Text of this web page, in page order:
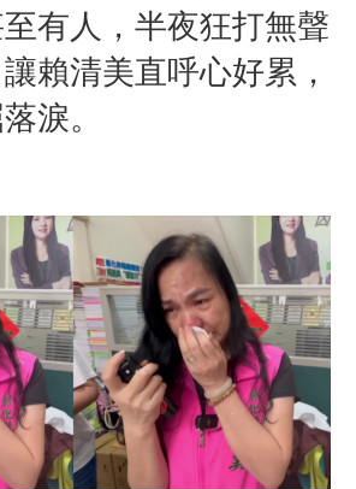
有人，半夜狂打無聲
賴清美直呼心好累，
淚。